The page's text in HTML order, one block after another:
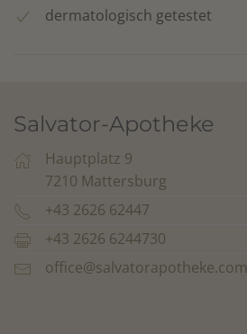
dermatologisch getestet
Salvator-Apotheke
Hauptplatz 9
7210 Mattersburg
+43 2626 62447
+43 2626 6244730
office@salvatorapotheke.com